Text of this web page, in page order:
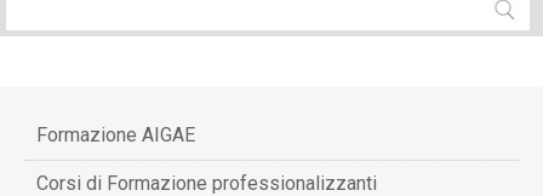
Formazione AIGAE
Corsi di Formazione professionalizzanti